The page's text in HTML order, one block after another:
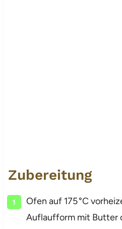
Zubereitung
Ofen auf 175 °C
Auflaufform mit Butter